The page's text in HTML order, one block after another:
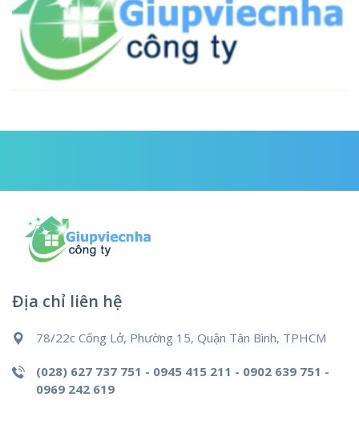
Địa chỉ liên hệ
78/22c Cống Lở, Phường 15, Quận Tân Bình, TPHCM
(028) 627 737 751 - 0945 415 211 - 0902 639 751 -
0969 242 619